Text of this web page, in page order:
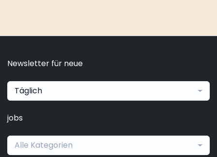
Newsletter für neue
Täglich
jobs
Alle Kategorien